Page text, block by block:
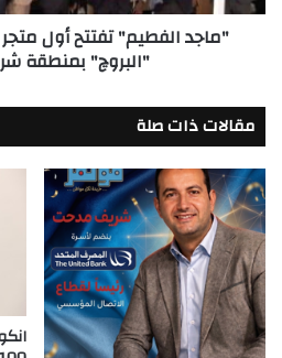
"البروچ"
بمنطقة"ماجد الفطيم" تفتتح أول
"البروچ" بمنطقة
مقالات ذات صلة